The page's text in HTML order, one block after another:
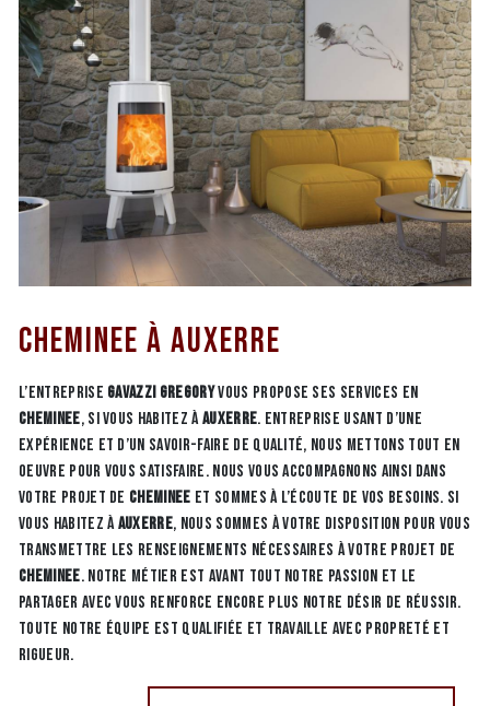
Cheminee à Auxerre
L’entreprise GAVAZZI GREGORYvous propose ses services en
Cheminee, si vous habitez àAuxerre. Entreprise usant d’une
expérience et d’un savoir-faire de qualité, nous mettons tout en
oeuvre pour vous satisfaire. Nous vous accompagnons ainsi dans
votre projet de Cheminee et sommes à l’écoute de vos besoins. Si
vous habitez àAuxerre, nous sommes à votre disposition pour vous
transmettre les renseignements nécessaires à votre projet de
Cheminee. Notre métier est avant tout notre passion et le
partager avec vous renforce encore plus notre désir de réussir.
Toute notre équipe est qualifiée et travaille avec propreté et
rigueur.